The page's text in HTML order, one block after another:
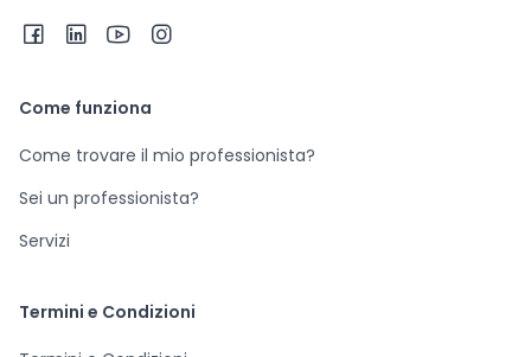
Come funziona
Come trovare il mio professionista?
Sei un professionista?
Servizi
Termini e Condizioni